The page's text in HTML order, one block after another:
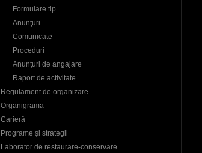
Formulare tip
Anunţuri
Comunicate
Proceduri
Anunţuri de angajare
Raport de activitate
Regulament de organizare
Organigrama
Carieră
Programe și strategii
Laborator de restaurare-conservare